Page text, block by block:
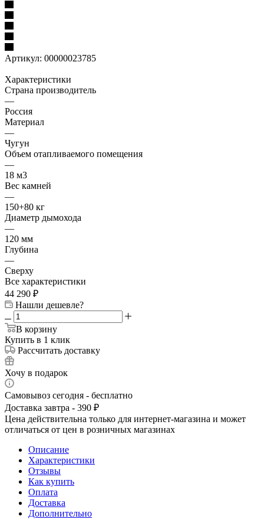
Артикул: 00000023785
Характеристики
Страна производитель
—
Россия
Материал
—
Чугун
Объем отапливаемого помещения
—
18 м3
Вес камней
—
150+80 кг
Диаметр дымохода
—
120 мм
Глубина
—
Сверху
Все характеристики
44 290 ₽
Нашли дешевле?
В корзину
Купить в 1 клик
Рассчитать доставку
Хочу в подарок
Самовывоз сегодня - бесплатно
Доставка завтра - 390 ₽
Цена действительна только для интернет-магазина и может
отличаться от цен в розничных магазинах
Описание
Характеристики
Отзывы
Как купить
Оплата
Доставка
Дополнительно